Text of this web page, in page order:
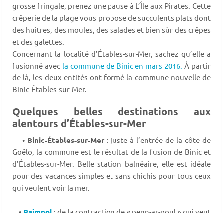
grosse fringale, prenez une pause à L’Île aux Pirates. Cette
crêperie de la plage vous propose de succulents plats dont
des huitres, des moules, des salades et bien sûr des crêpes
et des galettes.
Concernant la localité d’Étables-sur-Mer, sachez qu’elle a
fusionné avec la commune de Binic en mars 2016. À partir
de là, les deux entités ont formé la commune nouvelle de
Binic-Étables-sur-Mer.
Quelques belles destinations aux
alentours d’Étables-sur-Mer
• Binic-Étables-sur-Mer: juste à l’entrée de la côte de
Goëlo, la commune est le résultat de la fusion de Binic et
d’Étables-sur-Mer. Belle station balnéaire, elle est idéale
pour des vacances simples et sans chichis pour tous ceux
qui veulent voir la mer.